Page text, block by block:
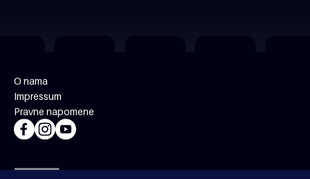
O nama
Impressum
Pravne napomene